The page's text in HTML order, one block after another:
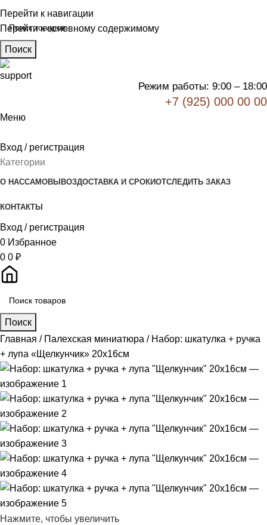
Перейти к навигации
Перейти к основному содержимому
Поиск
Режим работы: 9:00 – 18:00
+7 (925) 000 00 00
Меню
Вход / регистрация
Категории
О НАССАМОВЫВОЗДОСТАВКА И СРОКИОТСЛЕДИТЬ ЗАКАЗ
КОНТАКТЫ
Вход / регистрация
0 Избранное
0 0 ₽
Поиск
Главная
Палехская миниатюра
Набор: шкатулка + ручка
+ лупа «Щелкунчик» 20х16см
Нажмите, чтобы увеличить